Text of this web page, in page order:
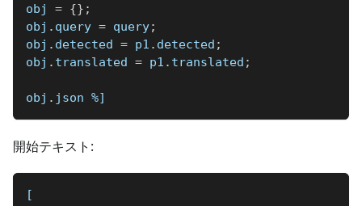
obj = {} ;
obj . query = query;
obj . detected = p1 . detected ;
obj . translated = p1 . translated ;
obj . json %]
開始テキスト:
[